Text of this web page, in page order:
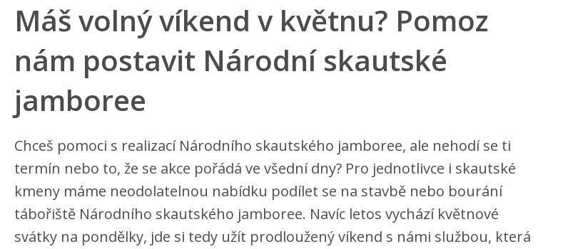
Máš volný víkend v květnu? Pomoz
nám postavit Národní skautské
jamboree
Chceš pomoci s realizací Národního skautského jamboree, ale nehodí se ti
termín nebo to, že se akce pořádá ve všední dny? Pro jednotlivce i skautské
kmeny máme neodolatelnou nabídku podílet se na stavbě nebo bourání
tábořiště Národního skautského jamboree. Navíc letos vychází květnové
svátky na pondělky, jde si tedy užít prodloužený víkend s námi službou, která